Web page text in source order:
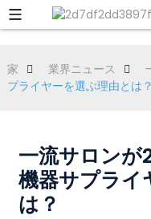
家 業界ニュース
プライヤーを選ぶ理由とは？
一流サロンが
機器サプライ
は？